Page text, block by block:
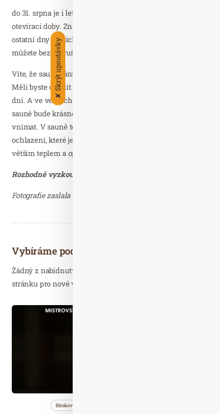
do 31. srpna je i letos otevřeno omezeně podle letní
otevírací doby. Znamená to zavřené úterý a čtvrtek,
ostatní dny klasicky 10.00 – 21.00. Saunovat se tak
můžete bez přerušení celé léto.
Víte, že saunování je pro Vaši imunitu důležité i v létě?
Měli byste chodit do sauny 1x týdně, minimálně 1x za 14
dní. A ve velkých vedrech, které určitě přijdou, vám po
sauně bude krásně, ani nebudete vysokou teplotu venku
vnímat. V sauně totiž probíhá řízené prohřátí a následné
ochlazení, které je důležité. Bojujeme tak proti teplu ještě
větším teplem a opravdu je to účinné.
Rozhodně vyzkoušejte.
Fotografie zaslala H.Platenková – děkujeme.
Vybíráme podobné články
Žádný z nabídnutých článků vás nezajímá? Aktualizujte
stránku pro nové výsledky...
Bleskovky
✘
Skrýt upoutávky